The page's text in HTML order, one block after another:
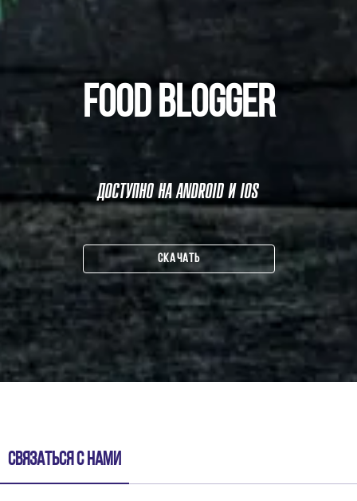
FOOD BLOGGER
ДОСТУПНО НА ANDROID И IOS
СКАЧАТЬ
Связаться с нами